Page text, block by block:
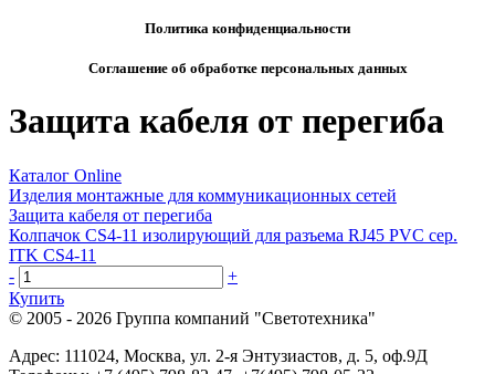
Политика конфиденциальности
Соглашение об обработке персональных данных
Защита кабеля от перегиба
Каталог Online
Изделия монтажные для коммуникационных сетей
Защита кабеля от перегиба
Колпачок CS4-11 изолирующий для разъема RJ45 PVC сер.
ITK CS4-11
-
+
Купить
© 2005 - 2026 Группа компаний "Светотехника"
Адрес: 111024, Москва, ул. 2-я Энтузиастов, д. 5, оф.9Д